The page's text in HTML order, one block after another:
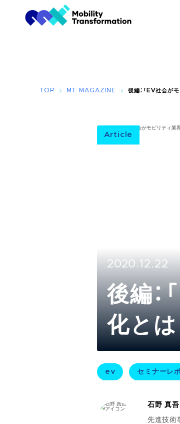
TOP MT MAGAZINE 後編：「EV社会が
Article
2020.12.22
後編：
化とは
ev セミナーレ
石野 真吾
先進技術